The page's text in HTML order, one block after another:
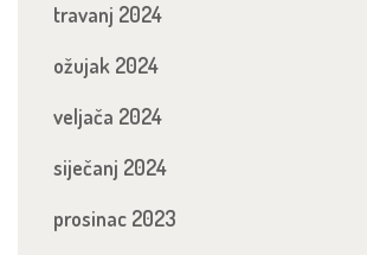
travanj 2024
ožujak 2024
veljača 2024
siječanj 2024
prosinac 2023